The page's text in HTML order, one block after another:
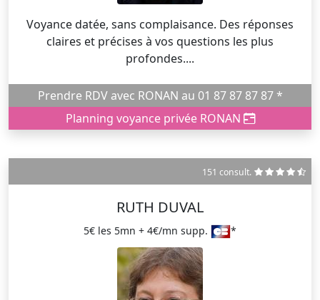
Voyance datée, sans complaisance. Des réponses
claires et précises à vos questions les plus
profondes....
Prendre RDV avec RONAN au 01 87 87 87 87 *
Planning voyance privée RONAN
151 consult.
RUTH DUVAL
5€ les 5mn + 4€/mn supp. *